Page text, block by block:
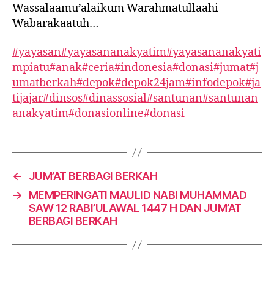
Wassalaamu’alaikum Warahmatullaahi
Wabarakaatuh…
#yayasan#yayasananakyatim#yayasananakyati
mpiatu#anak#ceria#indonesia#donasi#jumat#j
umatberkah#depok#depok24jam#infodepok#ja
tijajar#dinsos#dinassosial#santunan#santunan
anakyatim#donasionline#donasi
←
JUM’AT BERBAGI BERKAH
→
MEMPERINGATI MAULID NABI MUHAMMAD
SAW 12 RABI’ULAWAL 1447 H DAN JUM’AT
BERBAGI BERKAH